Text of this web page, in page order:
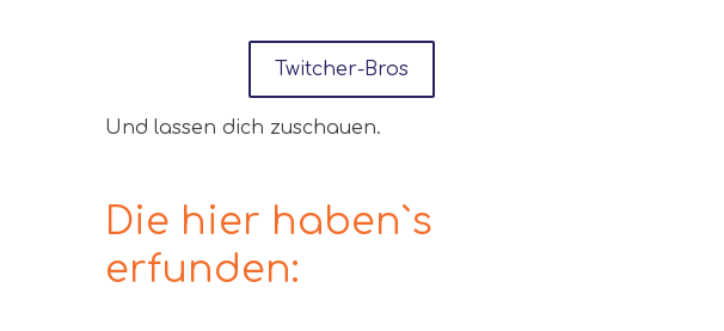
Twitcher-Bros
Und lassen dich zuschauen.
Die hier haben`s
erfunden: